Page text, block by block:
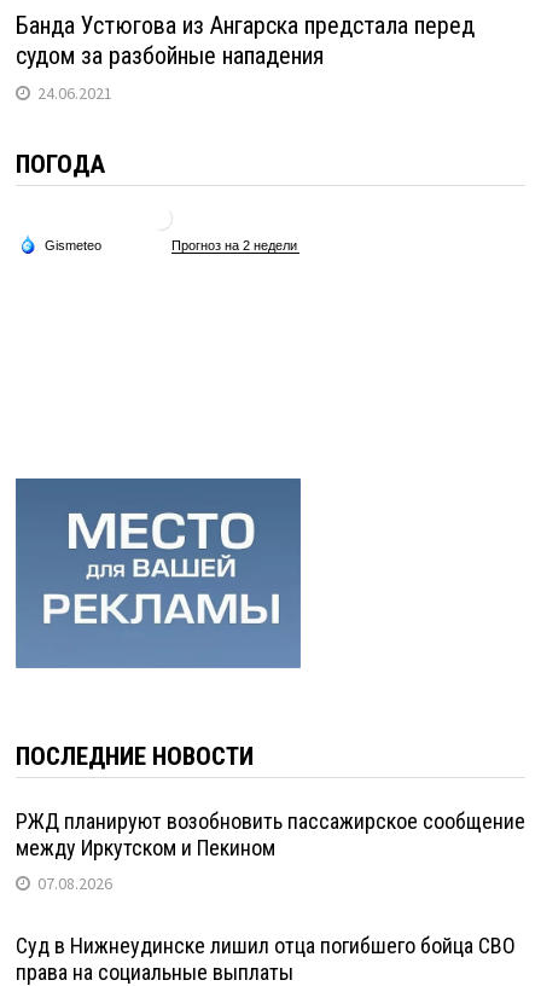
Банда Устюгова из Ангарска предстала перед
судом за разбойные нападения
24.06.2021
ПОГОДА
ПОСЛЕДНИЕ НОВОСТИ
РЖД планируют возобновить пассажирское сообщение
между Иркутском и Пекином
07.08.2026
Суд в Нижнеудинске лишил отца погибшего бойца СВО
права на социальные выплаты